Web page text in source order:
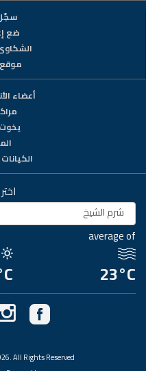
ضع
أعضاء
average of
23°C
All Rights Reserved